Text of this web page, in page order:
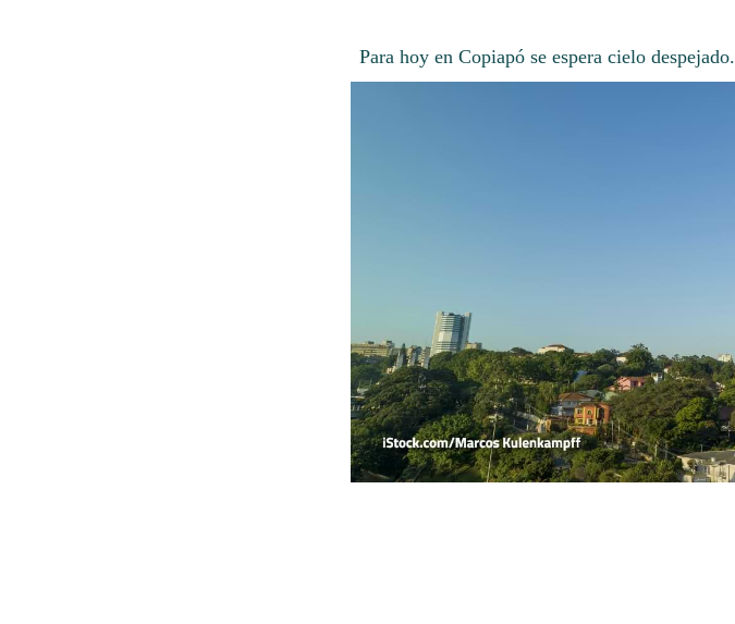
Para hoy en Copiapó se espera cielo despejado.